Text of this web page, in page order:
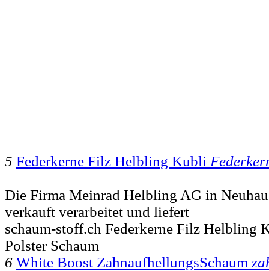
5 Federkerne Filz Helbling Kubli
Die Firma Meinrad Helbling AG in
verkauft verarbeitet und liefert
schaum-stoff.ch Federkerne Filz Helbling
Polster Schaum
6 White Boost ZahnaufhellungsSchaum